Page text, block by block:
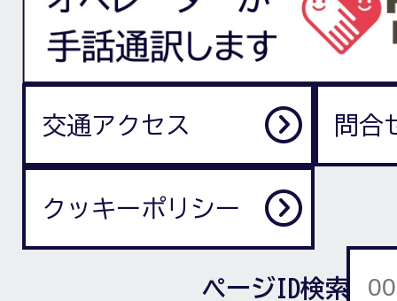
交通アクセス 問合
クッキーポリシー
ページID検索